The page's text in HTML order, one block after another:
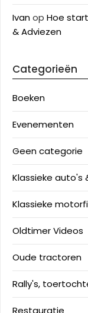
Ivanop Hoe
& Adviezen
Categorieën
Boeken
Evenementen
Geen categorie
Klassieke auto's
Klassieke
Oldtimer Videos
Oude tractoren
Rally's,
Restauratie